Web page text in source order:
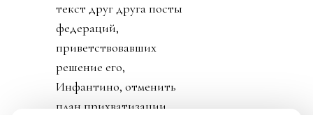
текст друг друга посты
федераций,
приветствовавших
решение его,
Инфантино, отменить
план прихватизации.